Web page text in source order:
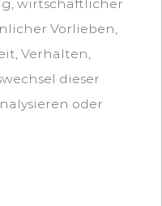
wirtschaftlicher
Vorlieben,
Verhalten,
dieser
oder